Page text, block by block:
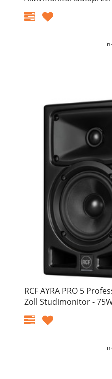
RCF AYRA PRO 5
Zoll Studimonitor -